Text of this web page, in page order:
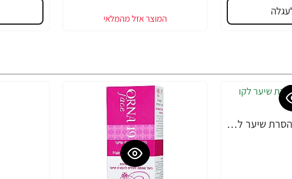
אורנה 19 קרם להסרת שיער לקו הביקיני 90 מ"ל